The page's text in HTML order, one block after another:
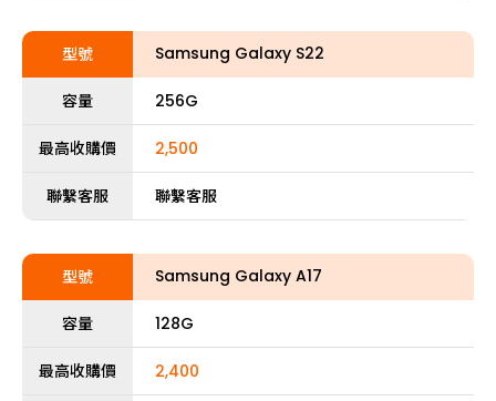
型號 Samsung Galaxy S22
容量 256G
最高收購價 2,500
聯繫客服 聯繫客服
型號 Samsung Galaxy A17
容量 128G
最高收購價 2,400